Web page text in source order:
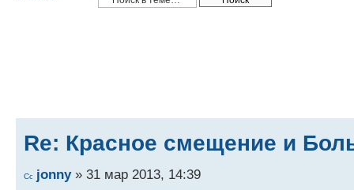
Re: Красное смещение и
jonny» 31 мар 2013, 14:39